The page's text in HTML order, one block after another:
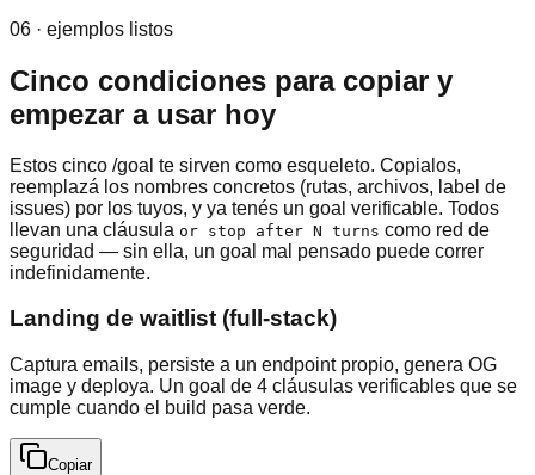
06 · ejemplos listos
Cinco condiciones para copiar y
empezar a usar hoy
Estos cinco /goal te sirven como esqueleto. Copialos,
reemplazá los nombres concretos (rutas, archivos, label de
issues) por los tuyos, y ya tenés un goal verificable. Todos
llevan una cláusula or stop after N turns como red de
seguridad — sin ella, un goal mal pensado puede correr
indefinidamente.
Landing de waitlist (full-stack)
Captura emails, persiste a un endpoint propio, genera OG
image y deploya. Un goal de 4 cláusulas verificables que se
cumple cuando el build pasa verde.
Copiar